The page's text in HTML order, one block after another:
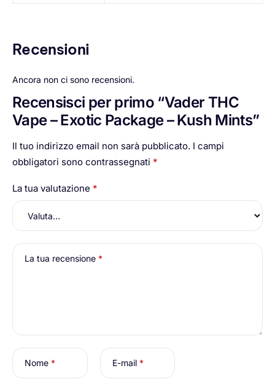
Recensioni
Ancora non ci sono recensioni.
Recensisci per primo “Vader THC
Vape – Exotic Package – Kush Mints”
Il tuo indirizzo email non sarà pubblicato. I campi
obbligatori sono contrassegnati *
La tua valutazione *
La tua recensione *
Nome * E-mail *